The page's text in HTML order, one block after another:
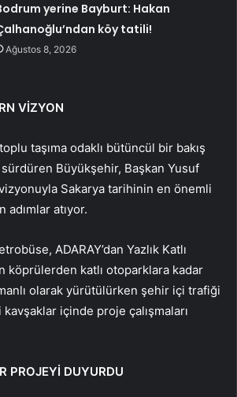
yerine Bayburt: Hakan
köy tatili!
Ağustos 8, 2026
VİZYON
taşıma odaklı bütüncül bir bakış
Büyükşehir, Başkan Yusuf
vizyonuyla Sakarya tarihinin en önemli
adımlar atıyor.
ADARAY’dan Yazlık Katlı
köprülerden katlı otoparklara kadar
olarak yürütülürken şehir içi trafiği
içinde proje çalışmaları
PROJEYİ DUYURDU